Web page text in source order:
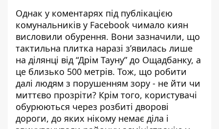
Однак у коментарях під публікацією
комунальників у Facebook чимало киян
висловили обурення. Вони зазначили, що
тактильна плитка наразі з’явилась лише
на ділянці від “Дрім Тауну” до Ощадбанку, а
це близько 500 метрів. Тож, що робити
далі людям з порушенням зору - не йти чи
миттєво прозріти? Крім того, користувачі
обурюються через розбиті дворові
дороги, до яких нікому немає діла і